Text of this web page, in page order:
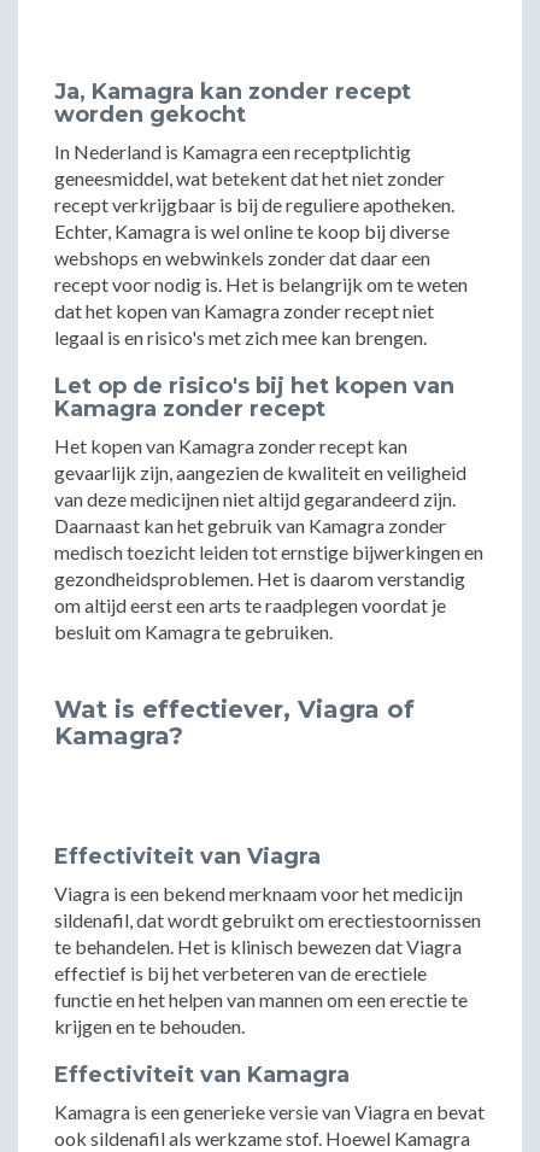
Ja, Kamagra kan zonder recept
worden gekocht
In Nederland is Kamagra een receptplichtig
geneesmiddel, wat betekent dat het niet zonder
recept verkrijgbaar is bij de reguliere apotheken.
Echter, Kamagra is wel online te koop bij diverse
webshops en webwinkels zonder dat daar een
recept voor nodig is. Het is belangrijk om te weten
dat het kopen van Kamagra zonder recept niet
legaal is en risico's met zich mee kan brengen.
Let op de risico's bij het kopen van
Kamagra zonder recept
Het kopen van Kamagra zonder recept kan
gevaarlijk zijn, aangezien de kwaliteit en veiligheid
van deze medicijnen niet altijd gegarandeerd zijn.
Daarnaast kan het gebruik van Kamagra zonder
medisch toezicht leiden tot ernstige bijwerkingen en
gezondheidsproblemen. Het is daarom verstandig
om altijd eerst een arts te raadplegen voordat je
besluit om Kamagra te gebruiken.
Wat is effectiever, Viagra of
Kamagra?
Effectiviteit van Viagra
Viagra is een bekend merknaam voor het medicijn
sildenafil, dat wordt gebruikt om erectiestoornissen
te behandelen. Het is klinisch bewezen dat Viagra
effectief is bij het verbeteren van de erectiele
functie en het helpen van mannen om een erectie te
krijgen en te behouden.
Effectiviteit van Kamagra
Kamagra is een generieke versie van Viagra en bevat
ook sildenafil als werkzame stof. Hoewel Kamagra